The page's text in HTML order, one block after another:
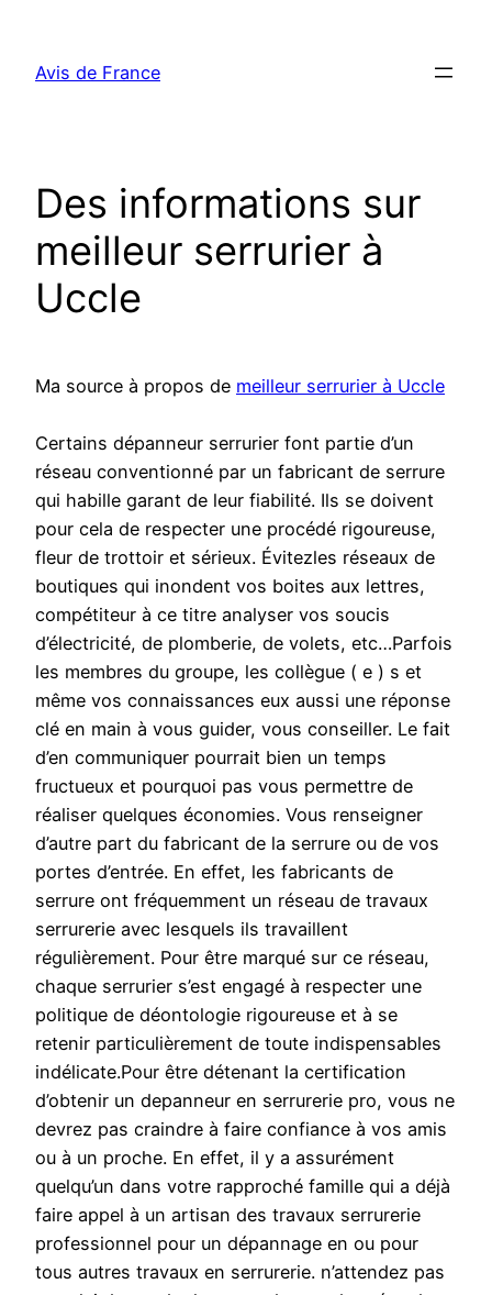
contenu
Avis de France
Des informations sur
meilleur serrurier à
Uccle
Ma source à propos de meilleur serrurier à Uccle
Certains dépanneur serrurier font partie d’un
réseau conventionné par un fabricant de serrure
qui habille garant de leur fiabilité. Ils se doivent
pour cela de respecter une procédé rigoureuse,
fleur de trottoir et sérieux. Évitezles réseaux de
boutiques qui inondent vos boites aux lettres,
compétiteur à ce titre analyser vos soucis
d’électricité, de plomberie, de volets, etc…Parfois
les membres du groupe, les collègue ( e ) s et
même vos connaissances eux aussi une réponse
clé en main à vous guider, vous conseiller. Le fait
d’en communiquer pourrait bien un temps
fructueux et pourquoi pas vous permettre de
réaliser quelques économies. Vous renseigner
d’autre part du fabricant de la serrure ou de vos
portes d’entrée. En effet, les fabricants de
serrure ont fréquemment un réseau de travaux
serrurerie avec lesquels ils travaillent
régulièrement. Pour être marqué sur ce réseau,
chaque serrurier s’est engagé à respecter une
politique de déontologie rigoureuse et à se
retenir particulièrement de toute indispensables
indélicate.Pour être détenant la certification
d’obtenir un depanneur en serrurerie pro, vous ne
devrez pas craindre à faire confiance à vos amis
ou à un proche. En effet, il y a assurément
quelqu’un dans votre rapproché famille qui a déjà
faire appel à un artisan des travaux serrurerie
professionnel pour un dépannage en ou pour
tous autres travaux en serrurerie. n’attendez pas